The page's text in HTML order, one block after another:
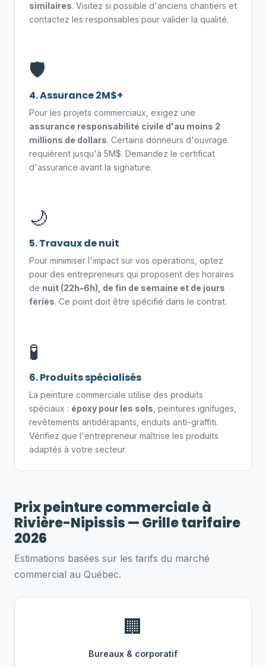
similaires. Visitez si possible d'anciens chantiers et
contactez les responsables pour valider la qualité.
🛡️
4. Assurance 2M$+
Pour les projets commerciaux, exigez une
assurance responsabilité civile d'au moins 2
millions de dollars. Certains donneurs d'ouvrage
requièrent jusqu'à 5M$. Demandez le certificat
d'assurance avant la signature.
🌙
5. Travaux de nuit
Pour minimiser l'impact sur vos opérations, optez
pour des entrepreneurs qui proposent des horaires
de nuit (22h–6h), de fin de semaine et de jours
fériés. Ce point doit être spécifié dans le contrat.
🧪
6. Produits spécialisés
La peinture commerciale utilise des produits
spéciaux : époxy pour les sols , peintures ignifuges,
revêtements antidérapants, enduits anti-graffiti.
Vérifiez que l'entrepreneur maîtrise les produits
adaptés à votre secteur.
Prix peinture commerciale à
Rivière-Nipissis — Grille tarifaire
2026
Estimations basées sur les tarifs du marché
commercial au Québec.
🏢
Bureaux & corporatif